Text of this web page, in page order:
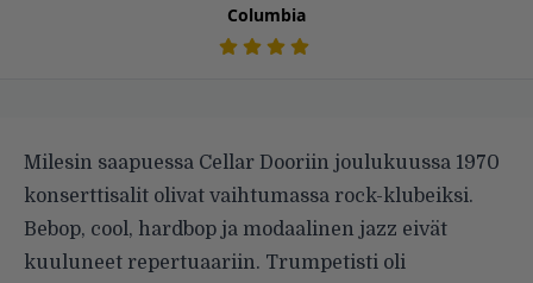
Columbia
Milesin saapuessa Cellar Dooriin joulukuussa 1970
konserttisalit olivat vaihtumassa rock-klubeiksi.
Bebop, cool, hardbop ja modaalinen jazz eivät
kuuluneet repertuaariin. Trumpetisti oli